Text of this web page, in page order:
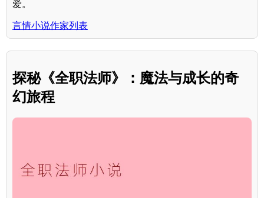
爱。
言情小说作家列表
探秘《全职法师》：魔法与成长的奇
幻旅程